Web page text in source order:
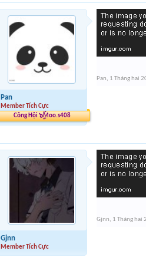
Pan
Member Tích Cực
Công Hội ๖ۣۜMoo.s408
Pan, 1 Tháng hai
Gjnn
Member Tích Cực
Gjnn, 1 Tháng hai